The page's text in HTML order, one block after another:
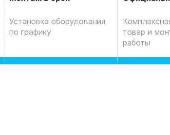
Установка оборудования
по графику
товар и
работы